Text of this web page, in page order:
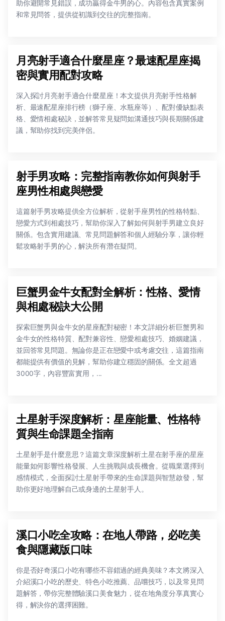
助你避開常見錯誤，成功贏得金牛男的心。內容包含真實案例
和常見問答，提供從初識到交往的完整指南。
月亮射手適合什麼星座？最速配星座揭
密與實用配對攻略
深入探討月亮射手適合什麼星座！本文提供月亮射手性格解
析、最速配星座排行榜（獅子座、水瓶座等）、配對優缺點表
格、愛情相處秘訣，並解答常見疑問如溝通技巧與長期關係建
議，幫助你找到完美伴侶。
射手男攻略：完整指南教你如何與射手
座男性相處與戀愛
這篇射手男攻略提供全方位解析，從射手座男性的性格特點、
戀愛方式到相處技巧，幫助你深入了解如何與射手男建立良好
關係。包含實用建議、常見問題解答和個人經驗分享，讓你輕
鬆攻略射手男的心，解決所有潛在疑問。
巨蟹男金牛女配對全解析：性格、愛情
與相處秘訣大公開
探索巨蟹男與金牛女的星座配對秘密！本文詳細分析巨蟹男和
金牛女的性格特質、配對兼容性、戀愛相處技巧、婚姻建議，
並回答常見問題。無論你是正在戀愛中或考慮交往，這篇指南
都能提供有價值的見解，幫助你建立穩固的關係。全文超過
3000字，內容豐富實用，...
土星射手深度解析：星座能量、性格特
質與生命課題全指南
土星射手是什麼意思？這篇文章深度解析土星在射手座的星座
能量如何影響性格發展、人生挑戰與成長機會。從職業選擇到
感情模式，全面探討土星射手帶來的生命課題與智慧啟發，幫
助你更好地理解自己或身邊的土星射手人。
溪口小吃全攻略：在地人帶路，必吃美
食與隱藏版口味
你是否好奇溪口小吃有哪些不容錯過的經典美味？本文將深入
介紹溪口小吃的歷史、特色小吃推薦、品嚐技巧，以及常見問
題解答，帶你完整體驗溪口美食魅力，從在地角度分享真實心
得，解決你的選擇困難。